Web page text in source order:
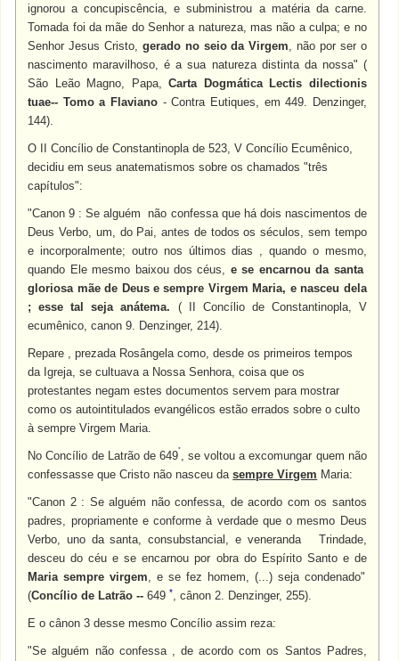
ignorou a concupiscência, e subministrou a matéria da carne.
Tomada foi da mãe do Senhor a natureza, mas não a culpa; e no
Senhor Jesus Cristo, gerado no seio da Virgem , não por ser o
nascimento maravilhoso, é a sua natureza distinta da nossa" (
São Leão Magno, Papa,Carta Dogmática Lectis dilectionis
tuae-- Tomo a Flaviano - Contra Eutiques, em 449. Denzinger,
144).
O II Concílio de Constantinopla de 523, V Concílio Ecumênico,
decidiu em seus anatematismos sobre os chamados "três
capítulos":
"Canon 9 : Se alguém não confessa que há dois nascimentos de
Deus Verbo, um, do Pai, antes de todos os séculos, sem tempo
e incorporalmente; outro nos últimos dias , quando o mesmo,
quando Ele mesmo baixou dos céus, e se encarnou da santa
gloriosa mãe de Deus e sempre Virgem Maria, e nasceu dela
; esse tal seja anátema. ( II Concílio de Constantinopla, V
ecumênico, canon 9. Denzinger, 214).
Repare , prezada Rosângela como, desde os primeiros tempos
da Igreja, se cultuava a Nossa Senhora, coisa que os
protestantes negam estes documentos servem para mostrar
como os autointitulados evangélicos estão errados sobre o culto
à sempre Virgem Maria.
No Concílio de Latrão de 649*
, se voltou a excomungar quem não
confessasse que Cristo não nasceu dasempre Virgem Maria:
"Canon 2 : Se alguém não confessa, de acordo com os santos
padres, propriamente e conforme à verdade que o mesmo Deus
Verbo, uno da santa, consubstancial, e veneranda Trindade,
desceu do céu e se encarnou por obra do Espírito Santo e de
Maria sempre virgem , e se fez homem, (...) seja condenado"
(Concílio de Latrão -- 649* , cânon 2. Denzinger, 255).
E o cânon 3 desse mesmo Concílio assim reza:
"Se alguém não confessa , de acordo com os Santos Padres,